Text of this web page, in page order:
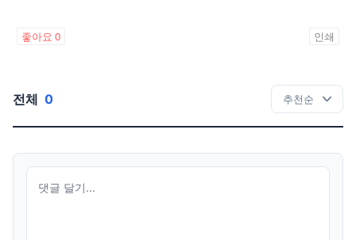
좋아요 0 인쇄
전체 0